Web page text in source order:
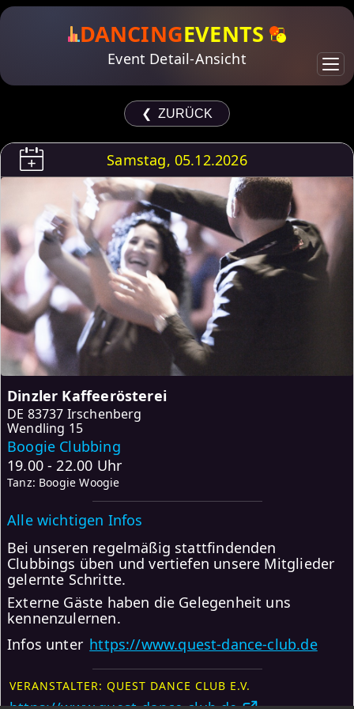
DANCINGEVENTS
Event Detail-Ansicht
❮ ZURÜCK
Samstag, 05.12.2026
Dinzler Kaffeerösterei
DE 83737 Irschenberg
Wendling 15
Boogie Clubbing
19.00 - 22.00 Uhr
Tanz: Boogie Woogie
Alle wichtigen Infos
Bei unseren regelmäßig stattfindenden
Clubbings üben und vertiefen unsere Mitglieder
gelernte Schritte.
Externe Gäste haben die Gelegenheit uns
kennenzulernen.
Infos unter https://www.quest-dance-club.de
VERANSTALTER: QUEST DANCE CLUB E.V.